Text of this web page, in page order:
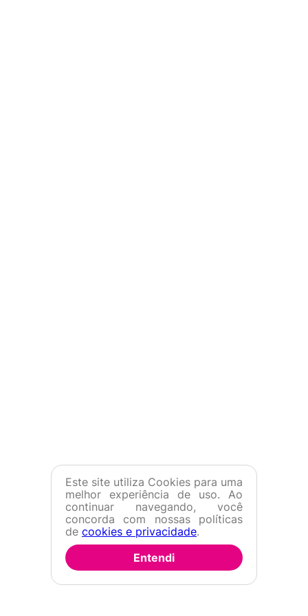
Este site utiliza Cookies para uma
melhor experiência de uso. Ao
continuar navegando, você
concorda com nossas políticas
de cookies e privacidade.
Entendi